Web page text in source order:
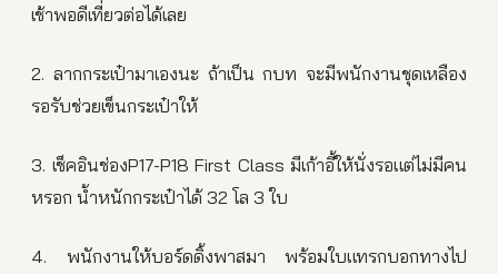
เช้าพอดีเที่ยวต่อได้เลย
2. ลากกระเป๋ามาเองนะ ถ้าเป็น กบท จะมีพนักงานชุดเหลือง
รอรับช่วยเข็นกระเป๋าให้
3. เช็คอินช่องP17-P18 First Class มีเก้าอี้ให้นั่งรอแต่ไม่มีคน
หรอก น้ำหนักกระเป๋าได้ 32 โล 3 ใบ
4. พนักงานให้บอร์ดดิ้งพาสมา พร้อมใบแทรกบอกทางไป